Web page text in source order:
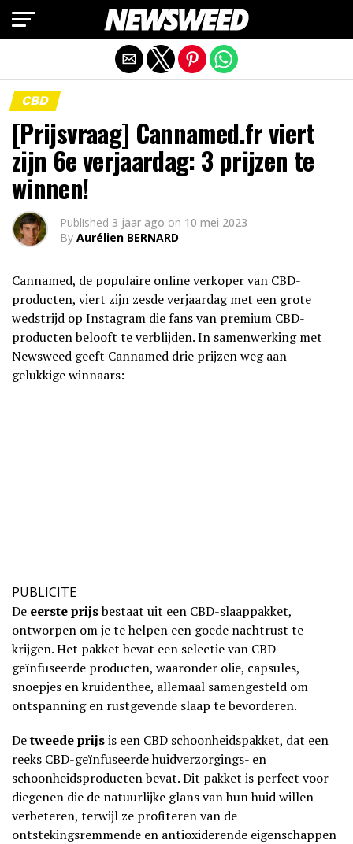
CBD
[Prijsvraag] Cannamed.fr viert
zijn 6e verjaardag: 3 prijzen te
winnen!
Published 3 jaar ago on 10 mei 2023
By Aurélien BERNARD
Cannamed, de populaire online verkoper van CBD-
producten, viert zijn zesde verjaardag met een grote
wedstrijd op Instagram die fans van premium CBD-
producten belooft te verblijden. In samenwerking met
Newsweed geeft Cannamed drie prijzen weg aan
gelukkige winnaars:
PUBLICITE
De eerste prijsbestaat uit een CBD-slaappakket,
ontworpen om je te helpen een goede nachtrust te
krijgen. Het pakket bevat een selectie van CBD-
geïnfuseerde producten, waaronder olie, capsules,
snoepjes en kruidenthee, allemaal samengesteld om
ontspanning en rustgevende slaap te bevorderen.
Detweede prijsis een CBD schoonheidspakket, dat een
reeks CBD-geïnfuseerde huidverzorgings- en
schoonheidsproducten bevat. Dit pakket is perfect voor
diegenen die de natuurlijke glans van hun huid willen
verbeteren, terwijl ze profiteren van de
ontstekingsremmende en antioxiderende eigenschappen
Mobiele versie afsluiten